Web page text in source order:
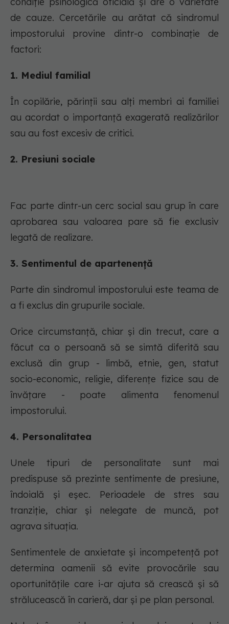
de cauze. Cercetările au arătat că sindromul
impostorului provine dintr-o combinație de
factori:
1. Mediul familial
În copilărie, părinții sau alți membri ai familiei
au acordat o importanță exagerată realizărilor
sau au fost excesiv de critici.
2. Presiuni sociale
Fac parte dintr-un cerc social sau grup în care
aprobarea sau valoarea pare să fie exclusiv
legată de realizare.
3. Sentimentul de apartenență
Parte din sindromul impostorului este teama de
a fi exclus din grupurile sociale.
Orice circumstanță, chiar și din trecut, care a
făcut ca o persoană să se simtă diferită sau
exclusă din grup - limbă, etnie, gen, statut
socio-economic, religie, diferențe fizice sau de
învățare - poate alimenta fenomenul
impostorului.
4. Personalitatea
Unele tipuri de personalitate sunt mai
predispuse să prezinte sentimente de presiune,
îndoială și eșec. Perioadele de stres sau
tranziție, chiar și nelegate de muncă, pot
agrava situația.
Sentimentele de anxietate și incompetență pot
determina oamenii să evite provocările sau
oportunitățile care i-ar ajuta să crească și să
strălucească în carieră, dar și pe plan personal.